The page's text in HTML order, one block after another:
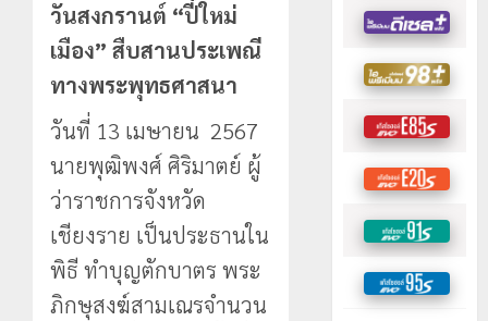
วันสงกรานต์ “ปี๋ใหม่
เมือง” สืบสานประเพณี
ทางพระพุทธศาสนา
วันที่ 13 เมษายน 2567
นายพุฒิพงศ์ ศิริมาตย์ ผู้
ว่าราชการจังหวัด
เชียงราย เป็นประธานใน
พิธี ทำบุญตักบาตร พระ
ภิกษุสงฆ์สามเณรจำนวน